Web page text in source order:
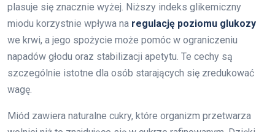
plasuje się znacznie wyżej. Niższy indeks glikemiczny
miodu korzystnie wpływa na regulację poziomu glukozy
we krwi, a jego spożycie może pomóc w ograniczeniu
napadów głodu oraz stabilizacji apetytu. Te cechy są
szczególnie istotne dla osób starających się zredukować
wagę.
Miód zawiera naturalne cukry, które organizm przetwarza